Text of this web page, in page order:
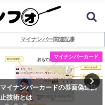
マイナンバー関連記事
マイナンバーカード
マイナンバーカードの券面偽造防
止技術とは